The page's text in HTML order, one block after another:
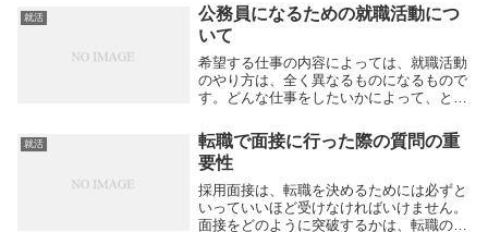
で職探しをすることです。しかし、その他
にも、自分に合った転職先を探す方法はい
くつかありま...
就活
公務員になるための就職活動につ
いて
希望する仕事の内容によっては、就職活動
のやり方は、全く異なるものになるもので
す。どんな仕事をしたいかによって、とる
業に就職を希望している人とは別に、国家
公務員や地方公務員を希望している人は、
それに即した...
就活
転職で面接に行った際の質問の重
要性
採用面接は、転職を決めるためには必ずと
いっていいほど受けなければいけません。
面接をどのように突破するかは、転職の鍵